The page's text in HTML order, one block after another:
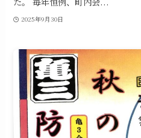
2025年9月30日